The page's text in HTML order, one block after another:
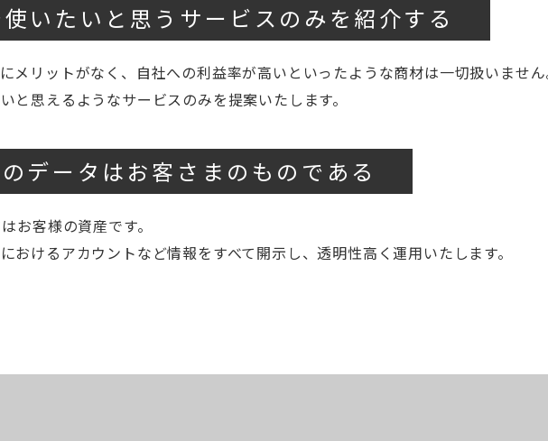
いたいと思うサービスのみを紹介する
メリットがなく、自社への利益率が高いといったような商材は一切扱いませ
と思えるようなサービスのみを提案いたします。
データはお客さまのものである
お客様の資産です。
おけるアカウントなど情報をすべて開示し、透明性高く運用いたします。